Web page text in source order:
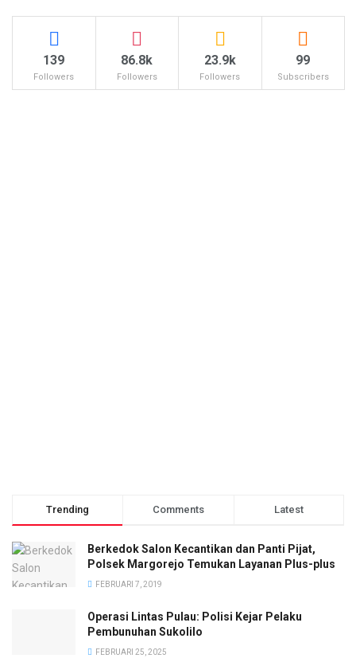
139
Followers
86.8k
Followers
23.9k
Followers
99
Subscribers
Trending Comments Latest
Berkedok Salon Kecantikan dan Panti Pijat,
Polsek Margorejo Temukan Layanan Plus-plus
FEBRUARI 7, 2019
Operasi Lintas Pulau: Polisi Kejar Pelaku
Pembunuhan Sukolilo
FEBRUARI 25, 2025